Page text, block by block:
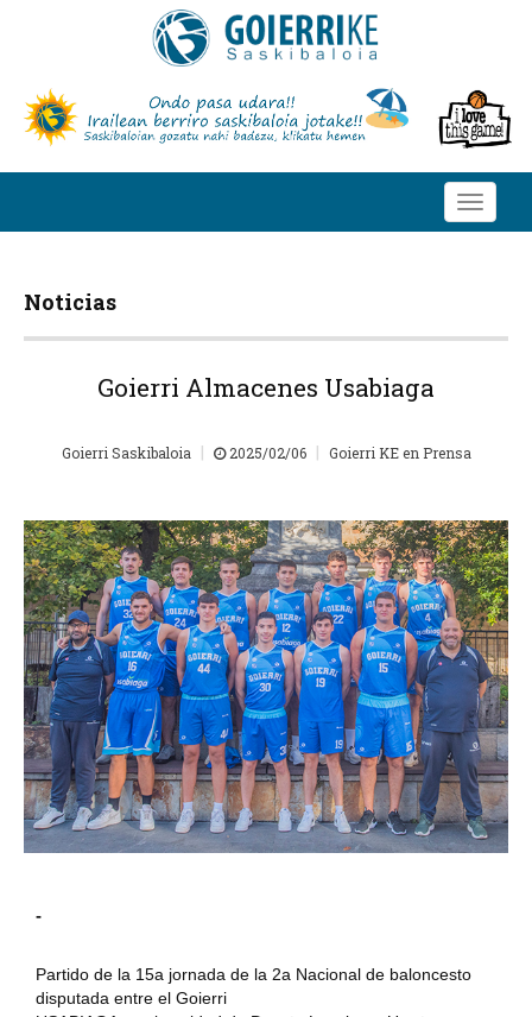
Toggle
Noticias
Goierri Almacenes Usabiaga
Goierri Saskibaloia | 2025/02/06 | Goierri KE en Prensa
-
Partido de la 15a jornada de la 2a Nacional de baloncesto
disputada entre el Goierri